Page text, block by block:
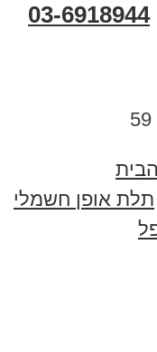
03-6918944
תלת אופן חשמלי